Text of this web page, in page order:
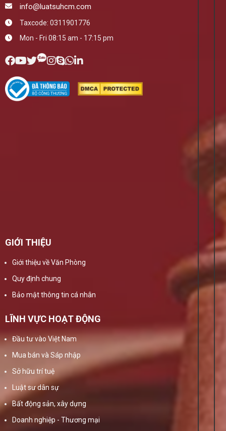
info@luatsuhcm.com
Taxcode: 0311901776
Mon - Fri 08:15 am - 17:15 pm
GIỚI THIỆU
Giới thiệu về Văn Phòng
Quy định chung
Bảo mật thông tin cá nhân
LĨNH VỰC HOẠT ĐỘNG
Đầu tư vào Việt Nam
Mua bán và Sáp nhập
Sở hữu trí tuệ
Luật sư dân sự
Bất động sản, xây dựng
Doanh nghiệp - Thương mại